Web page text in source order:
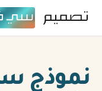
نموذج